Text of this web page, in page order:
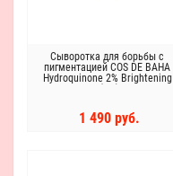
Сыворотка для борьбы с
пигментацией COS DE BAHA
Hydroquinone 2% Brightening
1 490 руб.